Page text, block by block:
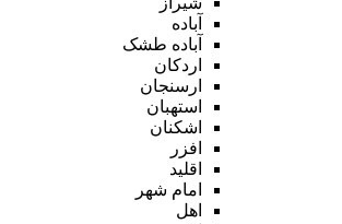
آباده
آباده طشک
اردکان
ارسنجان
استهبان
اشکنان
افزر
اقلید
امام شهر
اهل